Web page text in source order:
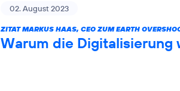
02. August 2023
ZITAT MARKUS HAAS, CEO ZUM EARTH
Warum die